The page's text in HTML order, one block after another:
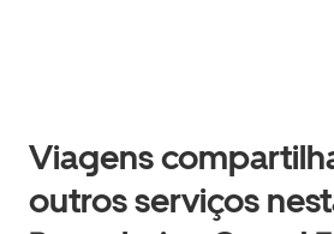
Viagens
outros serviços